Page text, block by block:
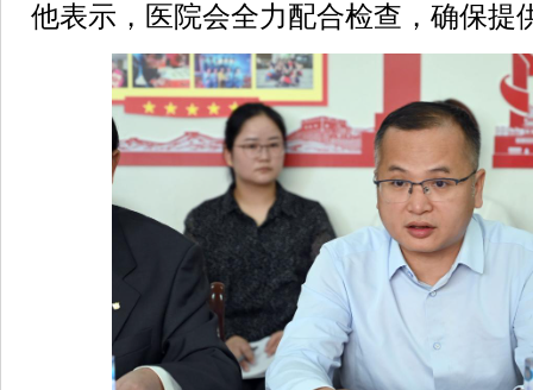
他表示，医院会全力配合检查，确保提